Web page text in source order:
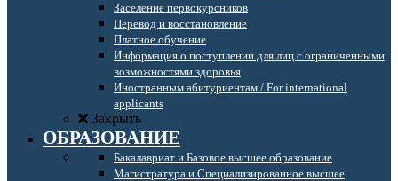
Заселение первокурсников
Перевод и восстановление
Платное обучение
Информация о поступлении для лиц с ограниченными
возможностями здоровья
Иностранным абитуриентам / For international
applicants
Закрыть
ОБРАЗОВАНИЕ
Бакалавриат и Базовое высшее образование
Магистратура и Специализированное высшее